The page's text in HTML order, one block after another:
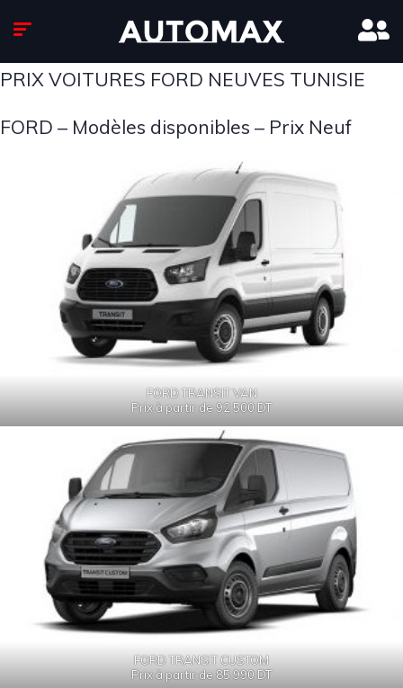
PRIX VOITURES FORD NEUVES TUNISIE
FORD – Modèles disponibles – Prix Neuf
FORD TRANSIT VAN
Prix à partir de 92 500DT
FORD TRANSIT CUSTOM
Prix à partir de 85 990 DT